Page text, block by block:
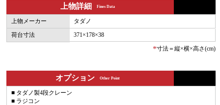
上物詳細 Fines Data
上物メーカー
タダノ
荷台寸法
371×178×38
*寸法＝縦×横×高さ(cm)
オプション Other Point
■ タダノ製4段クレーン
■ ラジコン